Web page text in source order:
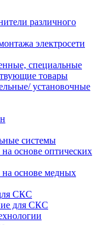
различного
электросети
специальные
товары
установочные
системы
основе оптических
основе медных
СКС
для СКС